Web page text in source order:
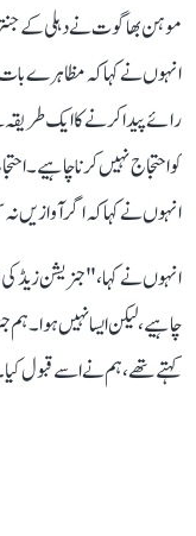
موہن بھاگوت نے دہلی کے
انہوں نے کہا کہ مظاہرے
رائے پیدا کرنے کا ایک
کو احتجاج نہیں کرنا
انہو ں نے کہا کہ اگر آوازیں
انہوں نے کہا، " جنریشن زیڈ
چاہیے، لیکن ایسا نہیں ہوا۔
کہتے تھے، ہم نےاسے قبول